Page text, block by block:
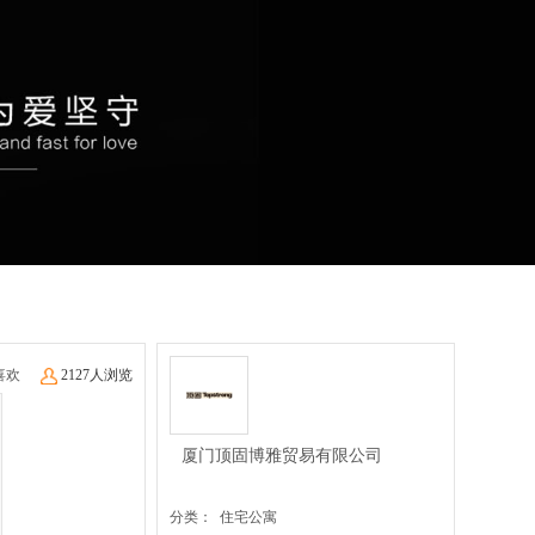
欢 2127人浏览
厦门顶固博雅贸易有限公司
分类： 住宅公寓